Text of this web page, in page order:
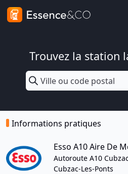
Trouvez la station
Informations pratiques
Esso A10 Aire De
Autoroute A10
Cubzac-Les-Ponts